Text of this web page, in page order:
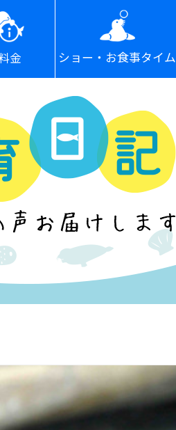
金 ショー・お食事タイム